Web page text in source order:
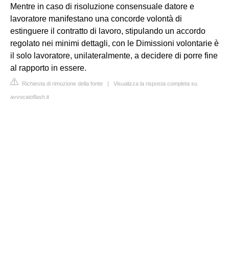
Mentre in caso di risoluzione consensuale datore e
lavoratore manifestano una concorde volontà di
estinguere il contratto di lavoro, stipulando un accordo
regolato nei minimi dettagli, con le Dimissioni volontarie è
il solo lavoratore, unilateralmente, a decidere di porre fine
al rapporto in essere.
Richiesta di rimozione della fonte | Visualizza la risposta completa su
avvocatoflash.it